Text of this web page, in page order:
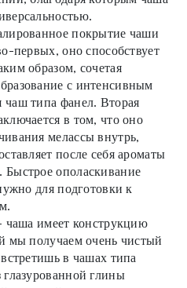
покрытие чаши
первых, оно способствует
образом, сочетая
с интенсивным
типа фанел. Вторая
в том, что оно
мелассы внутрь,
после себя ароматы
ополаскивание
для подготовки к
чаша имеет конструкцию
мы получаем очень чистый
в чашах типа
глины